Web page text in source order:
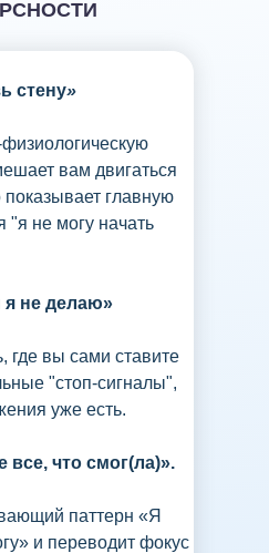
стену»
вам двигаться
главную
"я не могу начать
я не делаю»
где вы сами ставите
"стоп-сигналы",
уже есть.
все, что смог(ла)».
паттерн «Я
и переводит фокус